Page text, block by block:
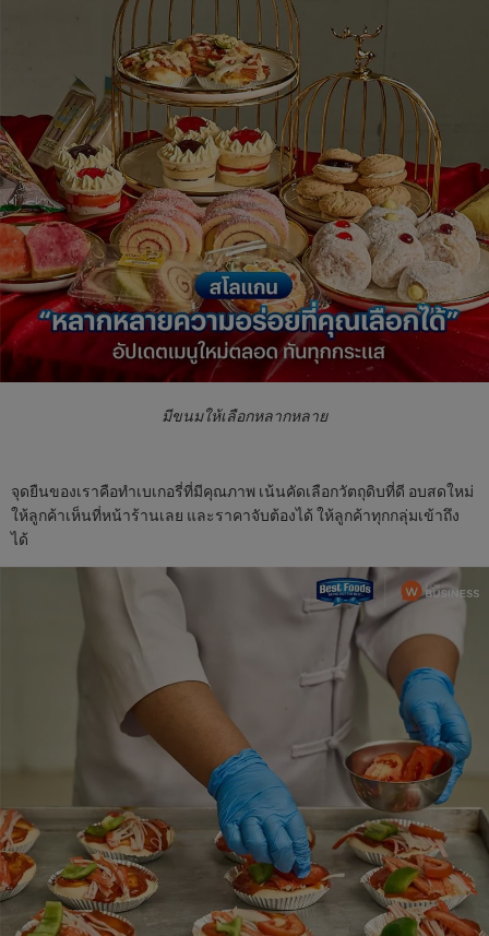
มีขนมให้เลือกหลากหลาย
จุดยืนของเราคือทำเบเกอรี่ที่มีคุณภาพ เน้นคัดเลือกวัตถุดิบที่ดี อบสดใหม่
ให้ลูกค้าเห็นที่หน้าร้านเลย และราคาจับต้องได้ ให้ลูกค้าทุกกลุ่มเข้าถึง
ได้